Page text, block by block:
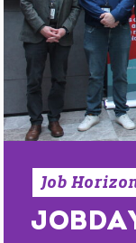
Job